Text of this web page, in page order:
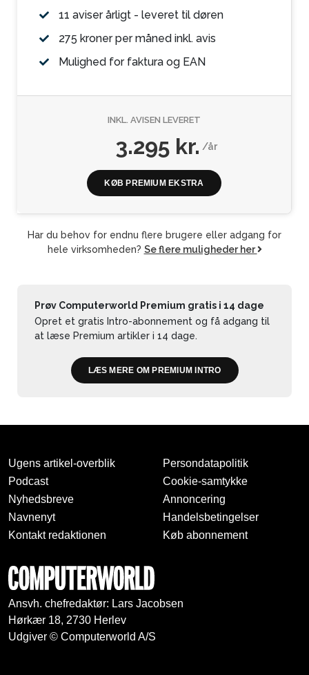
11 aviser årligt - leveret til døren
275 kroner per måned inkl. avis
Mulighed for faktura og EAN
INKL. AVISEN LEVERET
3.295 kr./år
KØB PREMIUM EKSTRA
Har du behov for endnu flere brugere eller adgang for
hele virksomheden? Se flere muligheder her
Prøv Computerworld Premium gratis i 14 dage
Opret et gratis Intro-abonnement og få adgang til
at læse Premium artikler i 14 dage.
LÆS MERE OM PREMIUM INTRO
Ugens artikel-overblik
Podcast
Nyhedsbreve
Navnenyt
Kontakt redaktionen
Persondatapolitik
Cookie-samtykke
Annoncering
Handelsbetingelser
Køb abonnement
Ansvh. chefredaktør: Lars Jacobsen
Hørkær 18, 2730 Herlev
Udgiver © Computerworld A/S